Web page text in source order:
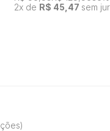
2x de R$ 45,47 sem